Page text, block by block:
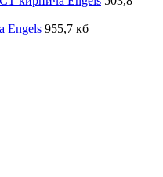
Engels 955,7 кб